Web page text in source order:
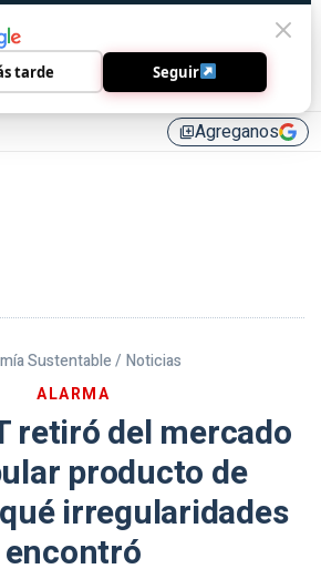
library_addAgreganos
Sustentable / Noticias
ALARMA
retiró del mercado
producto de
irregularidades
encontró
tarde Seguir